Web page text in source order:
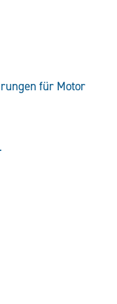
für Motor